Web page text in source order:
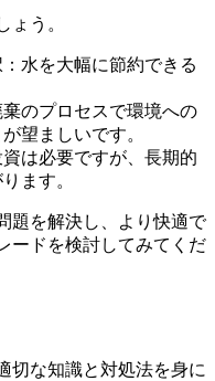
ょう。
水を大幅に節約できる
のプロセスで環境への
望ましいです。
は必要ですが、長期的
ます。
題を解決し、より快適で
ードを検討してみてくだ
切な知識と対処法を身に